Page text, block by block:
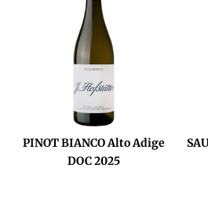
PINOT BIANCO Alto Adige
DOC 2025